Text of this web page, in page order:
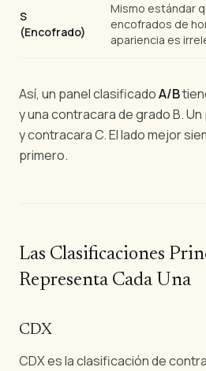
S
(Encofrado)
Mismo estándar
encofrados de
apariencia es
Así, un panel clasificadoA/B
y una contracara de grado B. Un
y contracara C. El lado mejor
primero.
Las Clasificaciones
Representa Cada Una
CDX
CDX es la clasificación de